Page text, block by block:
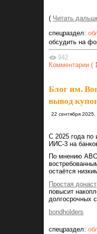
( Читать
спецраздел:
обсудить на
942
Комментарии (
Блог им.
вывод
22 сентября 2025,
С 2025 года по
ИИС-3 на
По мнению
остаётся
Простая
повысит
долгосрочных
bondholders
спецраздел: